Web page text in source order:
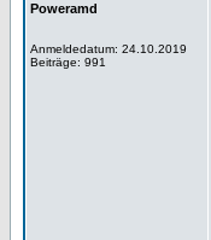
Poweramd
Anmeldedatum: 24.10.2019
Beiträge: 991